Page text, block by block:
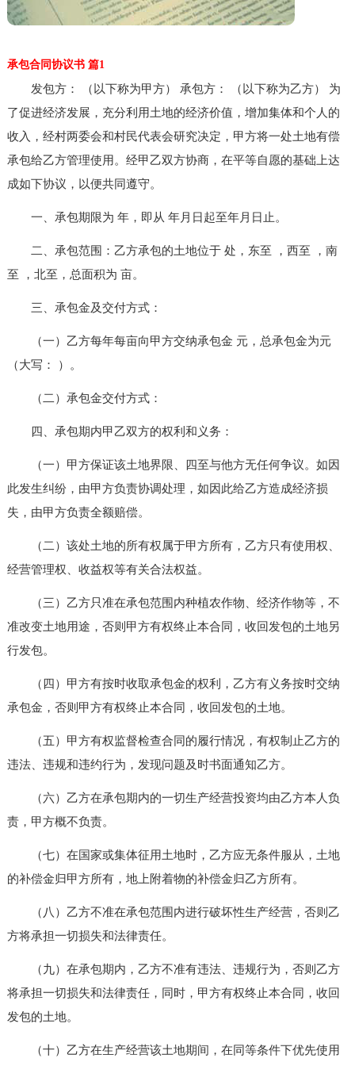
承包合同协议书 篇1
发包方： （以下称为甲方） 承包方： （以下称为乙方） 为
了促进经济发展，充分利用土地的经济价值，增加集体和个人的
收入，经村两委会和村民代表会研究决定，甲方将一处土地有偿
承包给乙方管理使用。经甲乙双方协商，在平等自愿的基础上达
成如下协议，以便共同遵守。
一、承包期限为 年，即从 年月日起至年月日止。
二、承包范围：乙方承包的土地位于 处，东至 ，西至 ，南
至 ，北至，总面积为 亩。
三、承包金及交付方式：
（一）乙方每年每亩向甲方交纳承包金 元，总承包金为元
（大写： ）。
（二）承包金交付方式：
四、承包期内甲乙双方的权利和义务：
（一）甲方保证该土地界限、四至与他方无任何争议。如因
此发生纠纷，由甲方负责协调处理，如因此给乙方造成经济损
失，由甲方负责全额赔偿。
（二）该处土地的所有权属于甲方所有，乙方只有使用权、
经营管理权、收益权等有关合法权益。
（三）乙方只准在承包范围内种植农作物、经济作物等，不
准改变土地用途，否则甲方有权终止本合同，收回发包的土地另
行发包。
（四）甲方有按时收取承包金的权利，乙方有义务按时交纳
承包金，否则甲方有权终止本合同，收回发包的土地。
（五）甲方有权监督检查合同的履行情况，有权制止乙方的
违法、违规和违约行为，发现问题及时书面通知乙方。
（六）乙方在承包期内的一切生产经营投资均由乙方本人负
责，甲方概不负责。
（七）在国家或集体征用土地时，乙方应无条件服从，土地
的补偿金归甲方所有，地上附着物的补偿金归乙方所有。
（八）乙方不准在承包范围内进行破坏性生产经营，否则乙
方将承担一切损失和法律责任。
（九）在承包期内，乙方不准有违法、违规行为，否则乙方
将承担一切损失和法律责任，同时，甲方有权终止本合同，收回
发包的土地。
（十）乙方在生产经营该土地期间，在同等条件下优先使用